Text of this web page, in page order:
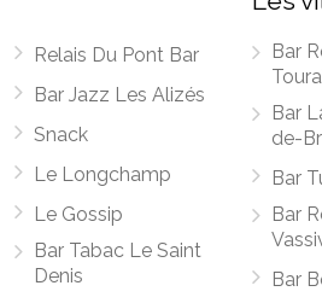
Relais Du Pont Bar
Bar Jazz Les Alizés
Snack
Le Longchamp
Le Gossip
Bar Tabac Le Saint
Denis
Bar
Bar
de-
Bar
Bar
Bar